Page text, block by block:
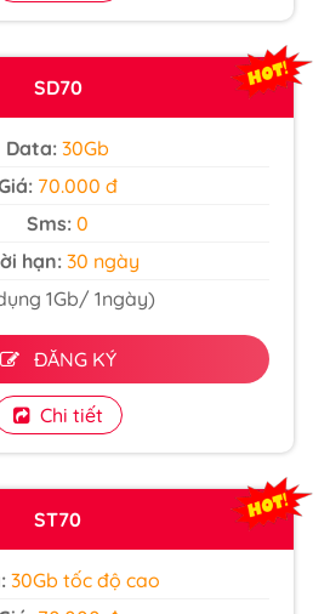
SD70
Data: 30Gb
70.000 đ
Sms: 0
hạn:30 ngày
1Gb/ 1ngày)
ĐĂNG KÝ
Chi tiết
ST70
30Gb tốc độ cao